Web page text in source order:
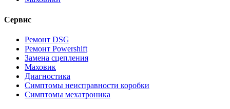
Сервис
Ремонт DSG
Ремонт Powershift
Замена сцепления
Маховик
Диагностика
Симптомы неисправности коробки
Симптомы мехатроника